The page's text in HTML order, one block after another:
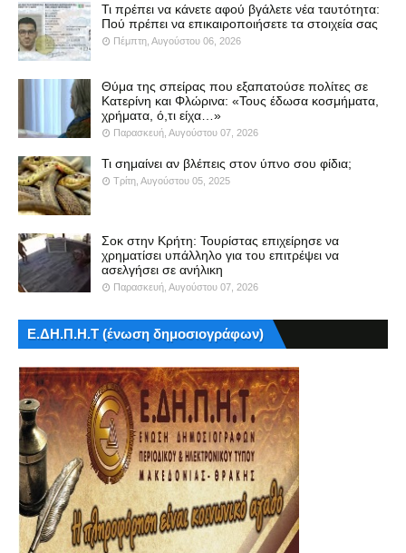
Τι πρέπει να κάνετε αφού βγάλετε νέα ταυτότητα:
Πού πρέπει να επικαιροποιήσετε τα στοιχεία σας
Πέμπτη, Αυγούστου 06, 2026
Θύμα της σπείρας που εξαπατούσε πολίτες σε
Κατερίνη και Φλώρινα: «Τους έδωσα κοσμήματα,
χρήματα, ό,τι είχα…»
Παρασκευή, Αυγούστου 07, 2026
Τι σημαίνει αν βλέπεις στον ύπνο σου φίδια;
Τρίτη, Αυγούστου 05, 2025
Σοκ στην Κρήτη: Τουρίστας επιχείρησε να
χρηματίσει υπάλληλο για του επιτρέψει να
ασελγήσει σε ανήλικη
Παρασκευή, Αυγούστου 07, 2026
Ε.ΔΗ.Π.Η.Τ (ένωση δημοσιογράφων)